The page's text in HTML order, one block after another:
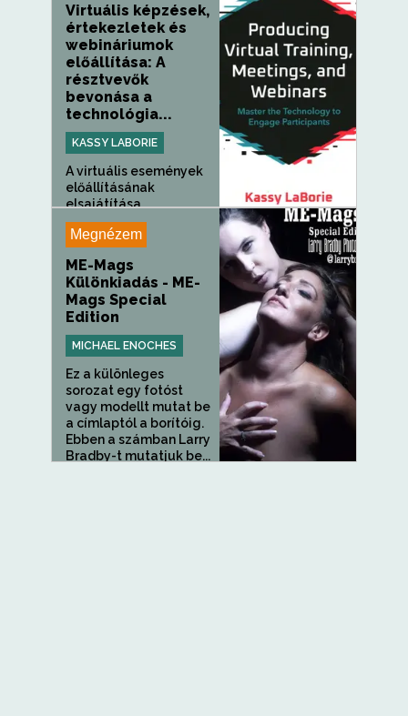
Virtuális képzések,
értekezletek és
webináriumok
előállítása: A
résztvevők
bevonása a
technológia...
KASSY LABORIE
A virtuális események
előállításának
elsajátítása...
Megnézem
ME-Mags
Különkiadás - ME-
Mags Special
Edition
MICHAEL ENOCHES
Ez a különleges
sorozat egy fotóst
vagy modellt mutat be
a címlaptól a borítóig.
Ebben a számban Larry
Bradby-t mutatjuk be...